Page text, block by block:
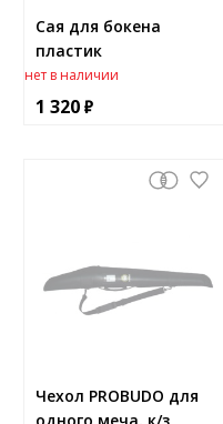
Сая для бокена
пластик
нет в наличии
1 320
Чехол PROBUDO для